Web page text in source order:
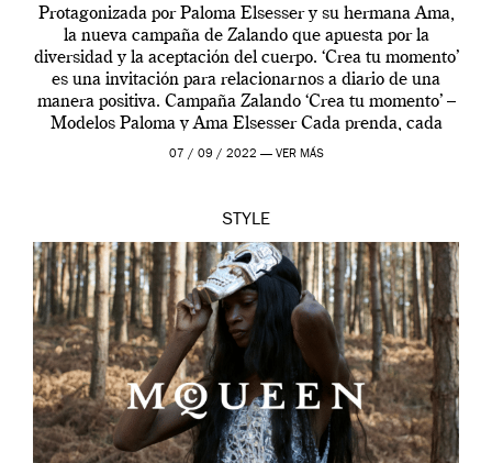
Protagonizada por Paloma Elsesser y su hermana Ama,
la nueva campaña de Zalando que apuesta por la
diversidad y la aceptación del cuerpo. ‘Crea tu momento’
es una invitación para relacionarnos a diario de una
manera positiva. Campaña Zalando ‘Crea tu momento’ –
Modelos Paloma y Ama Elsesser Cada prenda, cada
outfit, cada momento, caracteriza […]
07 / 09 / 2022 — VER MÁS
STYLE